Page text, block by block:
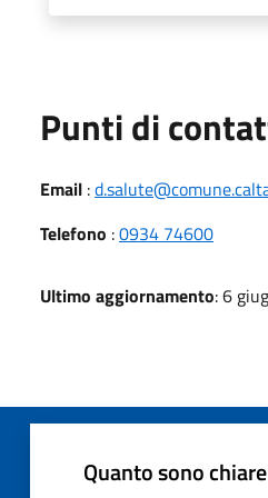
Punti di
Email :
Telefono :0934 74600
Ultimo aggiornamento: 6
Quanto sono